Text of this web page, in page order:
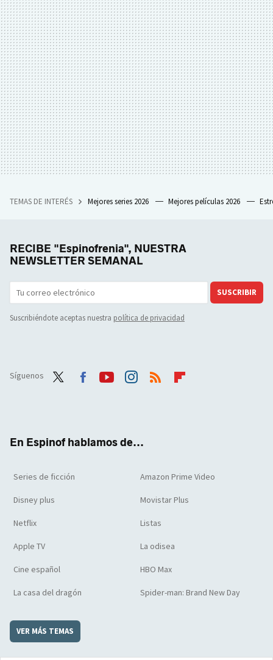
TEMAS DE INTERÉS Mejores series 2026 Mejores películas 2026
RECIBE "Espinofrenia", NUESTRA
NEWSLETTER SEMANAL
SUSCRIBIR
Suscribiéndote aceptas nuestra política de privacidad
Síguenos
En Espinof hablamos de...
Series de ficción Amazon Prime Video
Disney plus Movistar Plus
Netflix Listas
Apple TV La odisea
Cine español HBO Max
La casa del dragón Spider-man: Brand New Day
VER MÁS TEMAS